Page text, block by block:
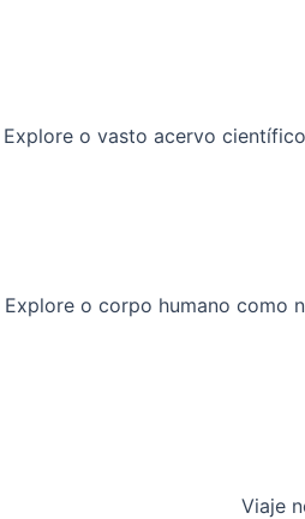
Explore o vasto acervo
Explore o corpo humano como
Viaje